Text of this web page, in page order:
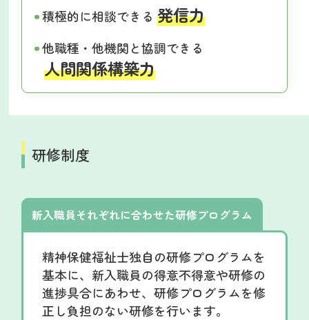
積極的に相談できる発信力
他職種・他機関と協調できる
人間関係構築力
研修制度
新入職員それぞれに合わせた研修プログラム
精神保健福祉士独自の研修プログラムを
基本に、新入職員の得意不得意や研修の
進捗具合にあわせ、研修プログラムを修
正し負担のない研修を行います。